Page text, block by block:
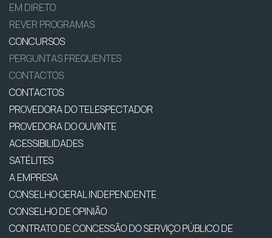
EM DIRETO
REVER PROGRAMAS
CONCURSOS
PERGUNTAS FREQUENTES
CONTACTOS
CONTACTOS
PROVEDORA DO TELESPECTADOR
PROVEDORA DO OUVINTE
ACESSIBILIDADES
SATÉLITES
A EMPRESA
CONSELHO GERAL INDEPENDENTE
CONSELHO DE OPINIÃO
CONTRATO DE CONCESSÃO DO SERVIÇO PÚBLICO DE